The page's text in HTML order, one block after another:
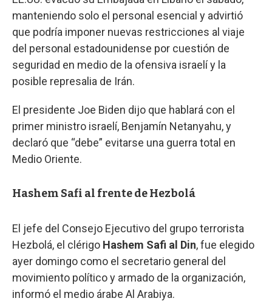
manteniendo solo el personal esencial y advirtió
que podría imponer nuevas restricciones al viaje
del personal estadounidense por cuestión de
seguridad en medio de la ofensiva israelí y la
posible represalia de Irán.
El presidente Joe Biden dijo que hablará con el
primer ministro israelí, Benjamín Netanyahu, y
declaró que “debe” evitarse una guerra total en
Medio Oriente.
Hashem Safi al frente de Hezbolá
El jefe del Consejo Ejecutivo del grupo terrorista
Hezbolá, el clérigo Hashem Safi al Din, fue elegido
ayer domingo como el secretario general del
movimiento político y armado de la organización,
informó el medio árabe Al Arabiya.